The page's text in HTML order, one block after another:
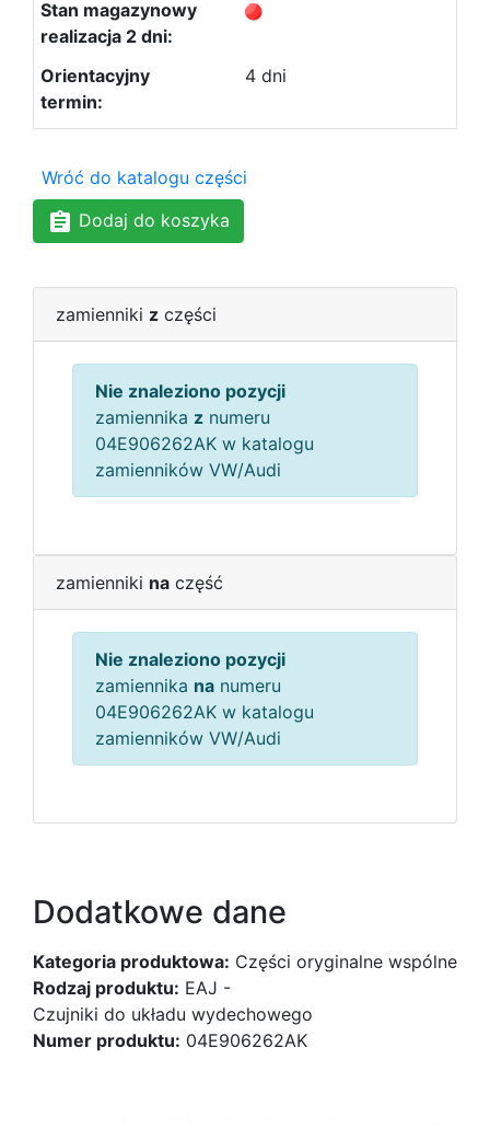
4 dni
Wróć do katalogu części
Dodaj do koszyka
zamienniki z części
Nie znaleziono pozycji
zamiennika z numeru
04E906262AK w katalogu
zamienników VW/Audi
zamienniki na część
Nie znaleziono pozycji
zamiennika na numeru
04E906262AK w katalogu
zamienników VW/Audi
Dodatkowe dane
Kategoria produktowa: Części oryginalne wspólne
Rodzaj produktu: EAJ -
Czujniki do układu wydechowego
Numer produktu: 04E906262AK